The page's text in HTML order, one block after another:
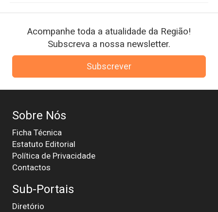
Acompanhe toda a atualidade da Região!
Subscreva a nossa newsletter.
Subscrever
Sobre Nós
Ficha Técnica
Estatuto Editorial
Política de Privacidade
Contactos
Sub-Portais
Diretório